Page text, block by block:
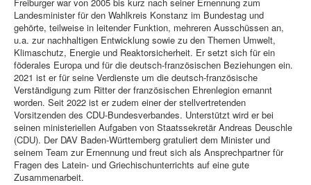
Freiburger war von 2005 bis kurz nach seiner Ernennung zum
Landesminister für den Wahlkreis Konstanz im Bundestag und
gehörte, teilweise in leitender Funktion, mehreren Ausschüssen an,
u.a. zur nachhaltigen Entwicklung sowie zu den Themen Umwelt,
Klimaschutz, Energie und Reaktorsicherheit. Er setzt sich für ein
föderales Europa und für die deutsch-französischen Beziehungen ein.
2021 ist er für seine Verdienste um die deutsch-französische
Verständigung zum Ritter der französischen Ehrenlegion ernannt
worden. Seit 2022 ist er zudem einer der stellvertretenden
Vorsitzenden des CDU-Bundesverbandes. Unterstützt wird er bei
seinen ministeriellen Aufgaben von Staatssekretär Andreas Deuschle
(CDU). Der DAV Baden-Württemberg gratuliert dem Minister und
seinem Team zur Ernennung und freut sich als Ansprechpartner für
Fragen des Latein- und Griechischunterrichts auf eine gute
Zusammenarbeit.